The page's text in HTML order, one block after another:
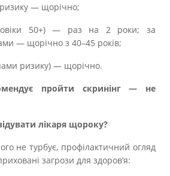
— щорічно;
50+) — раз на 2 роки; за
— щорічно з 40–45 років;
ризику) — щорічно.
пройти скринінг — не
лікаря щороку?
не турбує, профілактичний огляд
загрози для здоров’я: